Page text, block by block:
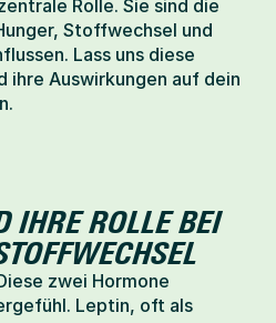
Rolle. Sie sind die
Stoffwechsel und
Lass uns diese
ihre Auswirkungen auf dein
IHRE ROLLE BEI
zwei Hormone
Leptin, oft als